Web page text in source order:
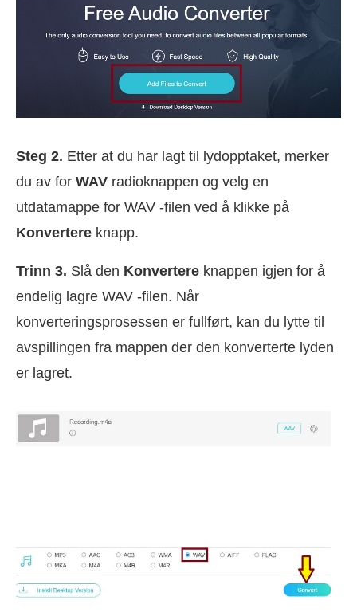
Steg 2. Etter at du har lagt til lydopptaket, merker
du av for WAV radioknappen og velg en
utdatamappe for WAV -filen ved å klikke på
Konvertere knapp.
Trinn 3. Slå den Konvertere knappen igjen for å
endelig lagre WAV -filen. Når
konverteringsprosessen er fullført, kan du lytte til
avspillingen fra mappen der den konverterte lyden
er lagret.